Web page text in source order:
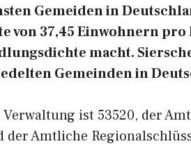
Gemeiden in
von 37,45 Einwohnern pro
macht.
Gemeinden in
ist 53520, der
der Amtliche